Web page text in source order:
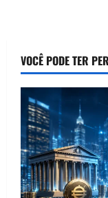
VOCÊ PODE TER